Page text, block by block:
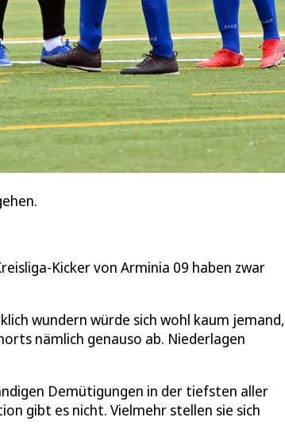
Kicker von Arminia 09 haben zwar
wundern würde sich wohl kaum jemand,
nämlich genauso ab. Niederlagen
Demütigungen in der tiefsten aller
gibt es nicht. Vielmehr stellen sie sich